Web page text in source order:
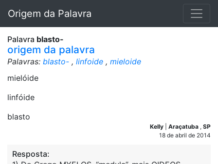
Origem da Palavra
Palavra blasto-
origem da palavra
Palavras: blasto- , linfoide , mieloide
mielóide
linfóide
blasto
Kelly Araçatuba , SP
18 de abril de 2014
Resposta: